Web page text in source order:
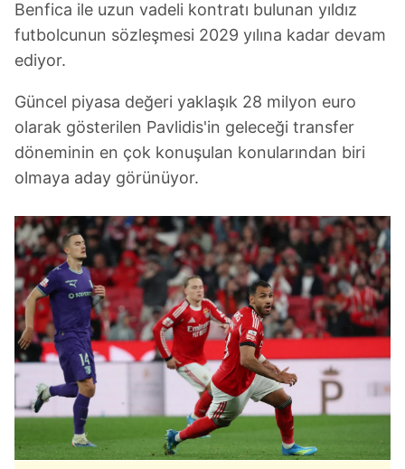
Benfica ile uzun vadeli kontratı bulunan yıldız
futbolcunun sözleşmesi 2029 yılına kadar devam
ediyor.
Güncel piyasa değeri yaklaşık 28 milyon euro
olarak gösterilen Pavlidis'in geleceği transfer
döneminin en çok konuşulan konularından biri
olmaya aday görünüyor.